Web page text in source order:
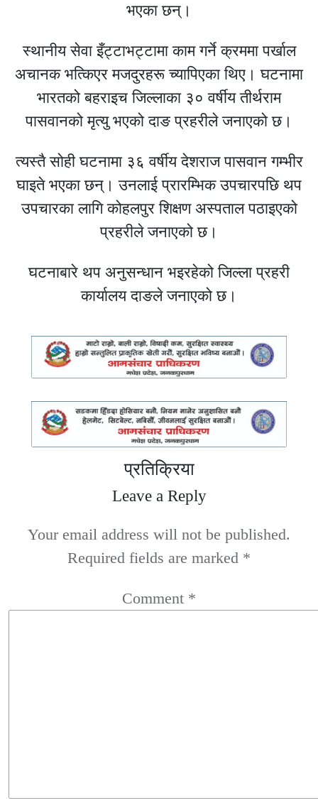
भएका छन्।
स्थानीय सेवा इँट्टाभट्टामा काम गर्ने क्रममा पर्खाल
अचानक भत्किएर मजदुरहरू च्यापिएका थिए। घटनामा
भारतको बहराइच जिल्लाका ३० वर्षीय तीर्थराम
पासवानको मृत्यु भएको दाङ प्रहरीले जनाएको छ।
त्यस्तै सोही घटनामा ३६ वर्षीय देशराज पासवान गम्भीर
घाइते भएका छन्। उनलाई प्रारम्भिक उपचारपछि थप
उपचारका लागि कोहलपुर शिक्षण अस्पताल पठाइएको
प्रहरीले जनाएको छ।
घटनाबारे थप अनुसन्धान भइरहेको जिल्ला प्रहरी
कार्यालय दाङले जनाएको छ।
प्रतिक्रिया
Leave a Reply
Your email address will not be published.
Required fields are marked *
Comment *